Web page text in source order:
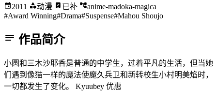
2011 动漫 已补
anime-madoka-magica
#Award Winning#Drama#Suspense#Mahou Shoujo
作品简介
小圆和三木沙耶香是普通的中学生，过着平凡的生活，但当她
们遇到像猫一样的魔法使魔久兵卫和新转校生小村明美焰时，
一切都发生了变化。 Kyuubey 优惠